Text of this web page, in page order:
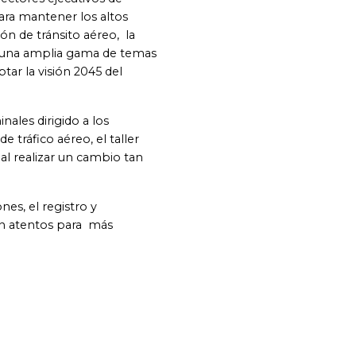
mantener los altos
de tránsito aéreo, la
amplia gama de temas
la visión 2045 del
dirigido a los
tráfico aéreo, el taller
realizar un cambio tan
el registro y
atentos para más